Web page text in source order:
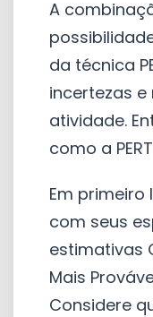
A
da técnica
incertezas
atividade.
como a
Em
com seus
estimativas
Mais
Considere